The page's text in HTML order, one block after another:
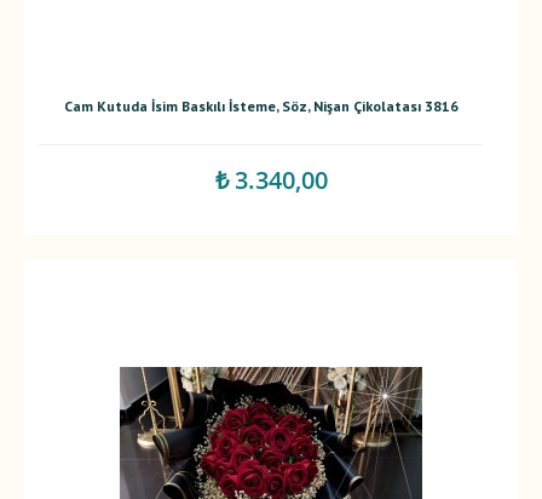
Cam Kutuda İsim Baskılı İsteme, Söz, Nişan Çikolatası 3816
₺ 3.340,00